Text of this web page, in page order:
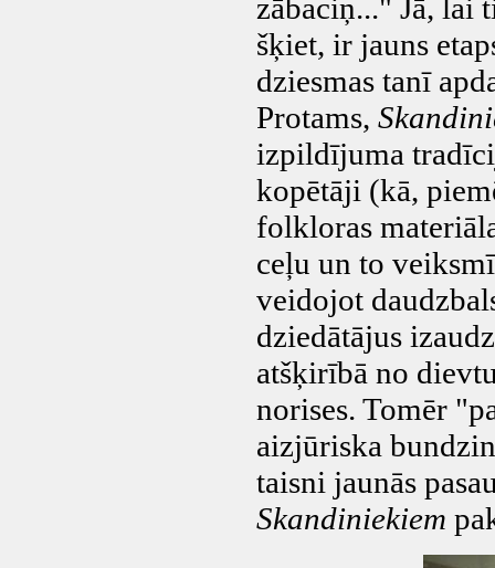
zābaciņ..." Jā, lai
šķiet, ir jauns
dziesmas tanī
Protams,
izpildījuma
kopētāji (kā,
folkloras
ceļu un to
veidojot
dziedātājus
atšķirībā no
norises. Tomēr
aizjūriska
taisni jaunās
Skandiniekiem